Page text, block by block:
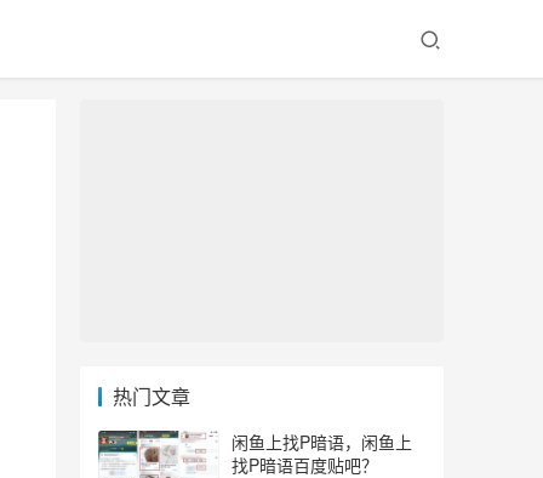
热门文章
闲鱼上找P暗语，闲鱼上
找P暗语百度贴吧？